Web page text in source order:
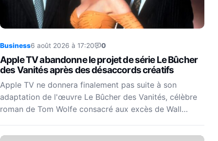
Business6 août 2026 à 17:20 0
Apple TV abandonne le projet de série Le Bûcher
des Vanités après des désaccords créatifs
Apple TV ne donnera finalement pas suite à son
adaptation de l'œuvre Le Bûcher des Vanités, célèbre
roman de Tom Wolfe consacré aux excès de Wall…